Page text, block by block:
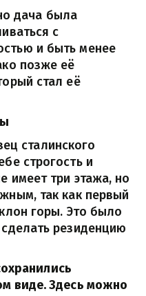
дача была
с
и быть менее
позже её
стал её
сталинского
строгость и
имеет три этажа, но
так как первый
горы. Это было
резиденцию
виде. Здесь можно